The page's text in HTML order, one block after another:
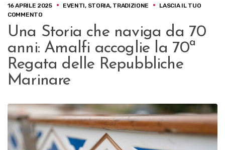
16 APRILE 2025 EVENTI, STORIA, TRADIZIONE
LASCIA IL TUO
COMMENTOSU
UNA
STORIA
CHE
NAVIGA
DA
70
ANNI:
AMALFI
LA
70ª
REGATA
DELLE
REPUBBLICHE
Una Storia che naviga da 70
anni: Amalfi accoglie la 70ª
Regata delle Repubbliche
Marinare